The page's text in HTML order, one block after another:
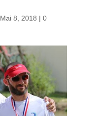
Mai 8, 2018 | 0